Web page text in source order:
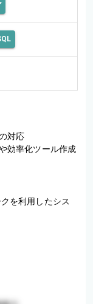
対応
効率化ツール作成
を利用したシス